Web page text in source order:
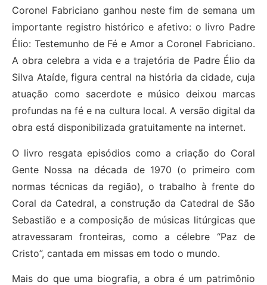
Coronel Fabriciano ganhou neste fim de semana um
importante registro histórico e afetivo: o livro Padre
Élio: Testemunho de Fé e Amor a Coronel Fabriciano.
A obra celebra a vida e a trajetória de Padre Élio da
Silva Ataíde, figura central na história da cidade, cuja
atuação como sacerdote e músico deixou marcas
profundas na fé e na cultura local. A versão digital da
obra está disponibilizada gratuitamente na internet.
O livro resgata episódios como a criação do Coral
Gente Nossa na década de 1970 (o primeiro com
normas técnicas da região), o trabalho à frente do
Coral da Catedral, a construção da Catedral de São
Sebastião e a composição de músicas litúrgicas que
atravessaram fronteiras, como a célebre “Paz de
Cristo”, cantada em missas em todo o mundo.
Mais do que uma biografia, a obra é um patrimônio